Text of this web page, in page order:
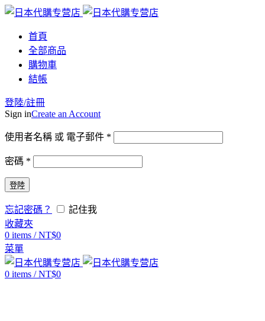
首頁
全部商品
購物車
結帳
登陸/註冊
Sign inCreate an Account
使用者名稱 或 電子郵件 *
密碼 *
登陸
忘記密碼？
記住我
收藏夾
0 items / NT$0
菜單
0 items / NT$0